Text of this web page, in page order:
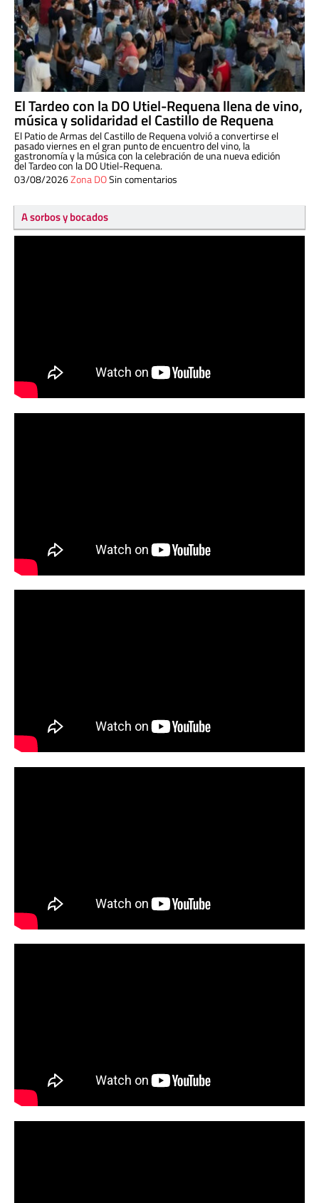
El Tardeo con la DO Utiel-Requena llena de vino,
música y solidaridad el Castillo de Requena
El Patio de Armas del Castillo de Requena volvió a convertirse el
pasado viernes en el gran punto de encuentro del vino, la
gastronomía y la música con la celebración de una nueva edición
del Tardeo con la DO Utiel-Requena.
03/08/2026Zona DOSin comentarios
A sorbos y bocados